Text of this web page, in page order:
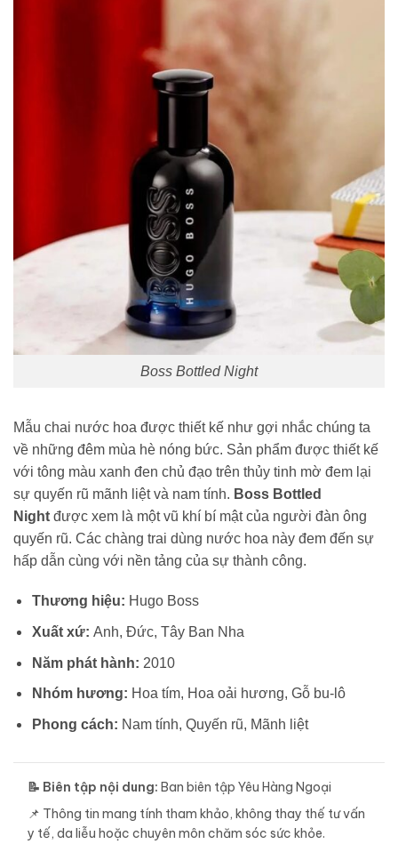
Boss Bottled Night
Mẫu chai nước hoa được thiết kế như gợi nhắc chúng ta
về những đêm mùa hè nóng bức. Sản phẩm được thiết kế
với tông màu xanh đen chủ đạo trên thủy tinh mờ đem lại
sự quyến rũ mãnh liệt và nam tính. Boss Bottled
Night được xem là một vũ khí bí mật của người đàn ông
quyến rũ. Các chàng trai dùng nước hoa này đem đến sự
hấp dẫn cùng với nền tảng của sự thành công.
Thương hiệu: Hugo Boss
Xuất xứ: Anh, Đức, Tây Ban Nha
Năm phát hành: 2010
Nhóm hương: Hoa tím, Hoa oải hương, Gỗ bu-lô
Phong cách: Nam tính, Quyến rũ, Mãnh liệt
📝 Biên tập nội dung: Ban biên tập Yêu Hàng Ngoại
📌 Thông tin mang tính tham khảo, không thay thế tư vấn
y tế, da liễu hoặc chuyên môn chăm sóc sức khỏe.